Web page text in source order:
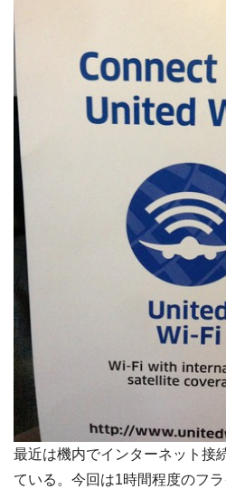
最近は機内でインターネット接
ている。今回は1時間程度のフ